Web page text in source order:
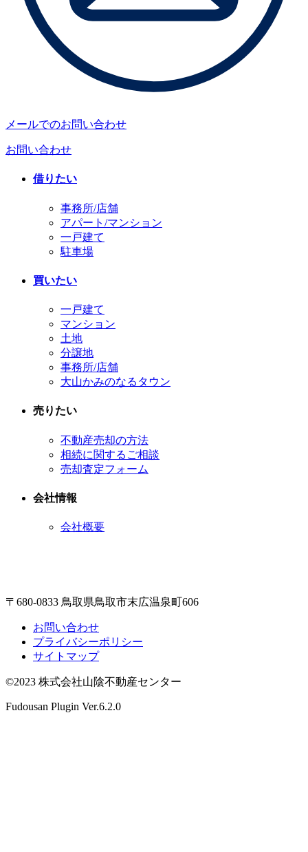
メールでのお問い合わせ
お問い合わせ
借りたい
事務所/店舗
アパート/マンション
一戸建て
駐車場
買いたい
一戸建て
マンション
土地
分譲地
事務所/店舗
大山かみのなるタウン
売りたい
不動産売却の方法
相続に関するご相談
売却査定フォーム
会社情報
会社概要
〒680-0833 鳥取県鳥取市末広温泉町606
お問い合わせ
プライバシーポリシー
サイトマップ
©2023 株式会社山陰不動産センター
Fudousan Plugin Ver.6.2.0